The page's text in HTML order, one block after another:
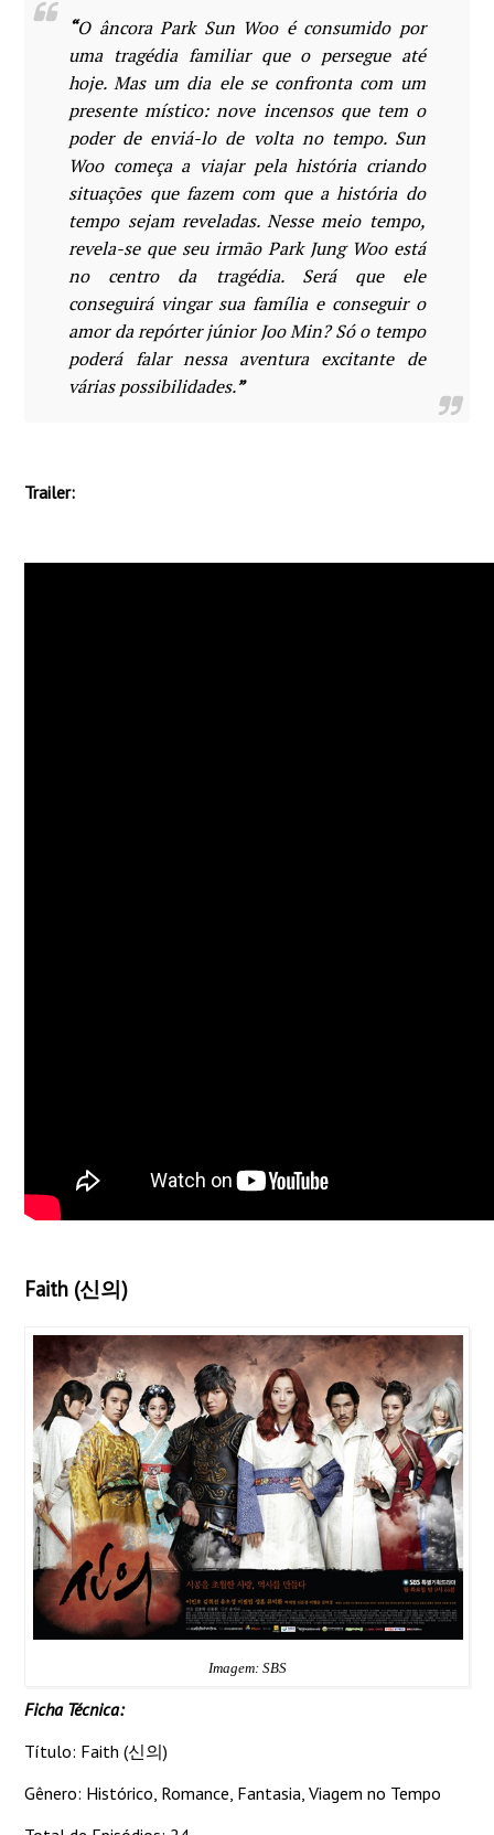
“O âncora Park Sun Woo é consumido por
uma tragédia familiar que o persegue até
hoje. Mas um dia ele se confronta com um
presente místico: nove incensos que tem o
poder de enviá-lo de volta no tempo. Sun
Woo começa a viajar pela história criando
situações que fazem com que a história do
tempo sejam reveladas. Nesse meio tempo,
revela-se que seu irmão Park Jung Woo está
no centro da tragédia. Será que ele
conseguirá vingar sua família e conseguir o
amor da repórter júnior Joo Min? Só o tempo
poderá falar nessa aventura excitante de
várias possibilidades.”
Trailer:
Faith (신의)
Imagem: SBS
Ficha Técnica:
Título: Faith (신의)
Gênero: Histórico, Romance, Fantasia, Viagem no Tempo